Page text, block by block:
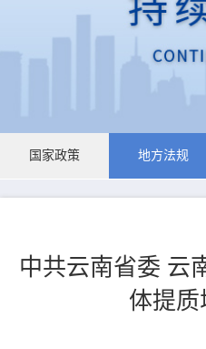
国家政策 地方法规
中共云南省委 云
体提